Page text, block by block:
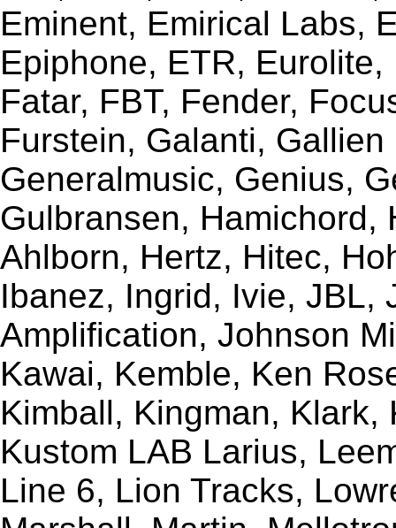
Eminent, Emirical Labs,
Epiphone, ETR,
Fatar, FBT, Fender,
Furstein, Galanti,
Generalmusic, Genius,
Gulbransen, Hamichord,
Ahlborn, Hertz, Hitec,
Ibanez, Ingrid, Ivie, JBL,
Amplification, Johnson
Kawai, Kemble, Ken
Kimball, Kingman,
Kustom LAB Larius,
Line 6, Lion Tracks,